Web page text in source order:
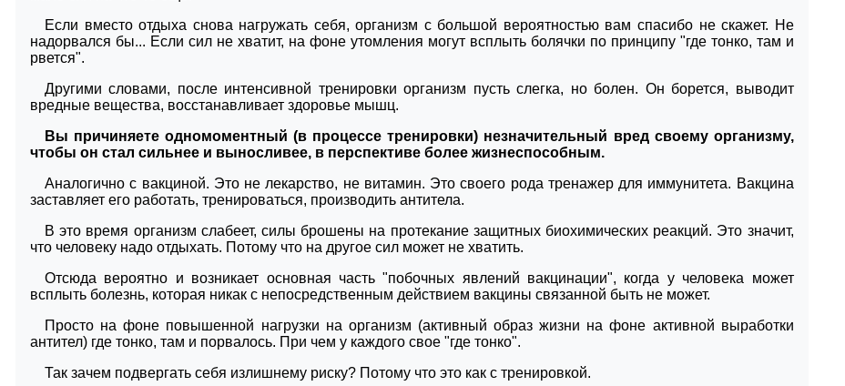
Если вместо отдыха снова нагружать себя, организм с большой вероятностью вам спасибо не скажет. Не
надорвался бы... Если сил не хватит, на фоне утомления могут всплыть болячки по принципу "где тонко, там и
рвется".
Другими словами, после интенсивной тренировки организм пусть слегка, но болен. Он борется, выводит
вредные вещества, восстанавливает здоровье мышц.
Вы причиняете одномоментный (в процессе тренировки) незначительный вред своему организму,
чтобы он стал сильнее и выносливее, в перспективе более жизнеспособным.
Аналогично с вакциной. Это не лекарство, не витамин. Это своего рода тренажер для иммунитета. Вакцина
заставляет его работать, тренироваться, производить антитела.
В это время организм слабеет, силы брошены на протекание защитных биохимических реакций. Это значит,
что человеку надо отдыхать. Потому что на другое сил может не хватить.
Отсюда вероятно и возникает основная часть "побочных явлений вакцинации", когда у человека может
всплыть болезнь, которая никак с непосредственным действием вакцины связанной быть не может.
Просто на фоне повышенной нагрузки на организм (активный образ жизни на фоне активной выработки
антител) где тонко, там и порвалось. При чем у каждого свое "где тонко".
Так зачем подвергать себя излишнему риску? Потому что это как с тренировкой.